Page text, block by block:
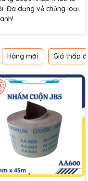
Đa dạng về chủng loại.
Hàng mới Giá thấp